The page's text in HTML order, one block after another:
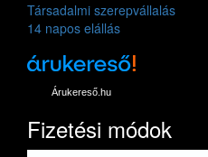
Társadalmi szerepvállalás
14 napos elállás
Árukereső.hu
Fizetési módok